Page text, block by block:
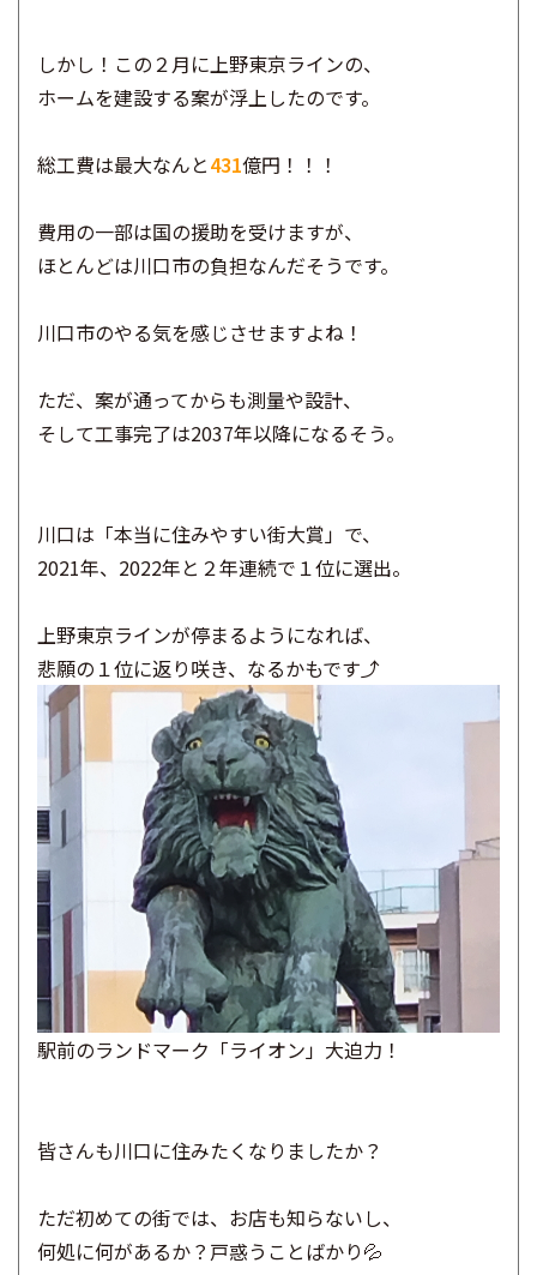
しかし！この２月に上野東京ラインの、
ホームを建設する案が浮上したのです。
総工費は最大なんと431億円！！！
費用の一部は国の援助を受けますが、
ほとんどは川口市の負担なんだそうです。
川口市のやる気を感じさせますよね！
ただ、案が通ってからも測量や設計、
そして工事完了は2037年以降になるそう。
川口は「本当に住みやすい街大賞」で、
2021年、2022年と２年連続で１位に選出。
上野東京ラインが停まるようになれば、
悲願の１位に返り咲き、なるかもです⤴
駅前のランドマーク「ライオン」大迫力！
皆さんも川口に住みたくなりましたか？
ただ初めての街では、お店も知らないし、
何処に何があるか？戸惑うことばかり💦